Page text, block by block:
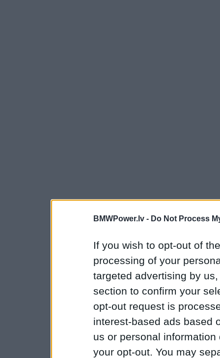
BMWPower.lv - Do Not Process
If you wish to opt-out of
processing of your
targeted advertising by
section to confirm your
opt-out request is
interest-based ads based
us or personal
your opt-out. You may